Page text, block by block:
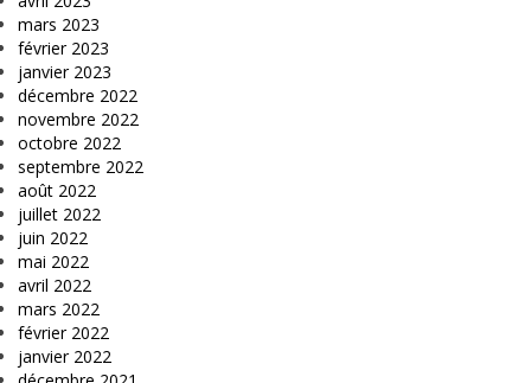
mars 2023
février 2023
janvier 2023
décembre 2022
novembre 2022
octobre 2022
septembre 2022
août 2022
juillet 2022
juin 2022
mai 2022
avril 2022
mars 2022
février 2022
janvier 2022